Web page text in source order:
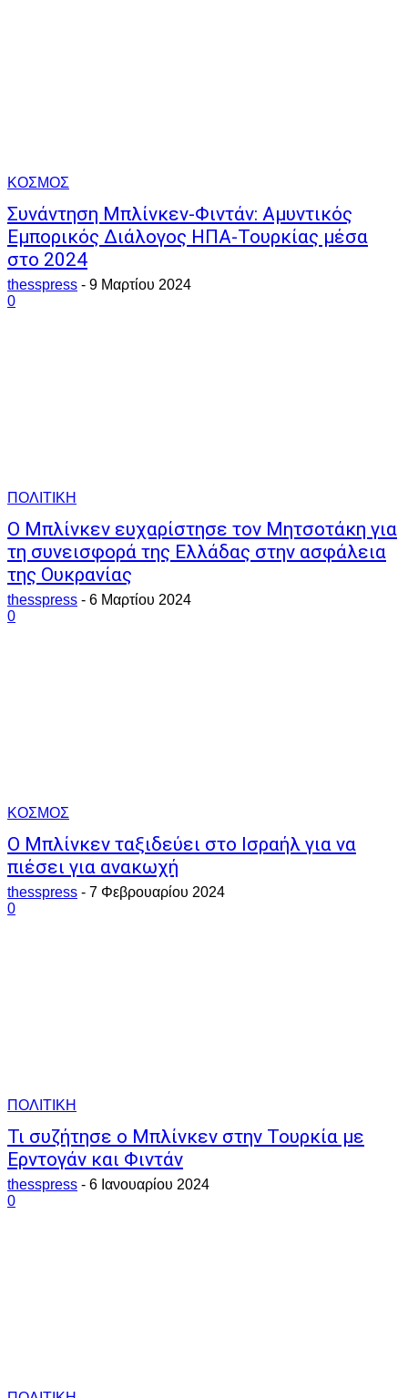
ΚΟΣΜΟΣ
Συνάντηση Μπλίνκεν-Φιντάν: Αμυντικός
Εμπορικός Διάλογος ΗΠΑ-Τουρκίας μέσα
στο 2024
thesspress - 9 Μαρτίου 2024
0
ΠΟΛΙΤΙΚΗ
Ο Μπλίνκεν ευχαρίστησε τον Μητσοτάκη για
τη συνεισφορά της Ελλάδας στην ασφάλεια
της Ουκρανίας
thesspress - 6 Μαρτίου 2024
0
ΚΟΣΜΟΣ
Ο Μπλίνκεν ταξιδεύει στο Ισραήλ για να
πιέσει για ανακωχή
thesspress - 7 Φεβρουαρίου 2024
0
ΠΟΛΙΤΙΚΗ
Τι συζήτησε ο Μπλίνκεν στην Τουρκία με
Ερντογάν και Φιντάν
thesspress - 6 Ιανουαρίου 2024
0